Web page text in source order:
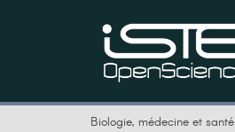
Biologie, médecine et santé